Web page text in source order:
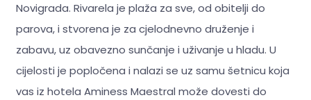
Novigrada. Rivarela je plaža za sve, od obitelji do
parova, i stvorena je za cjelodnevno druženje i
zabavu, uz obavezno sunčanje i uživanje u hladu. U
cijelosti je popločena i nalazi se uz samu šetnicu koja
vas iz hotela Aminess Maestral može dovesti do